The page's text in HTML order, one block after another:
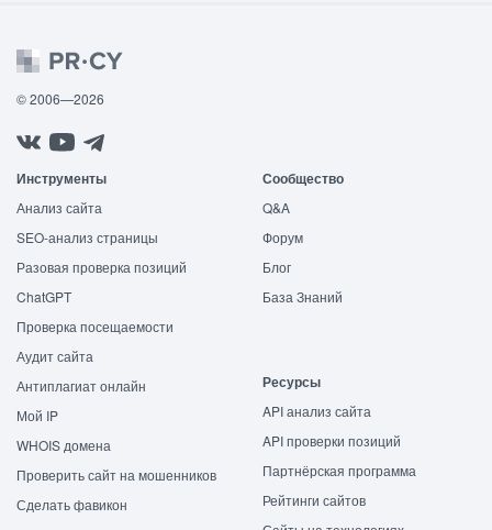
© 2006—2026
Инструменты
Анализ сайта
SEO-анализ страницы
Разовая проверка позиций
ChatGPT
Проверка посещаемости
Аудит сайта
Антиплагиат онлайн
Мой IP
WHOIS домена
Проверить сайт на мошенников
Сделать фавикон
Сообщество
Q&A
Форум
Блог
База Знаний
Ресурсы
API анализ сайта
API проверки позиций
Партнёрская программа
Рейтинги сайтов